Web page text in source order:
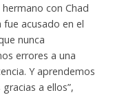
con Chad
fue acusado en el
nunca
errores a una
Y aprendemos
a ellos”,